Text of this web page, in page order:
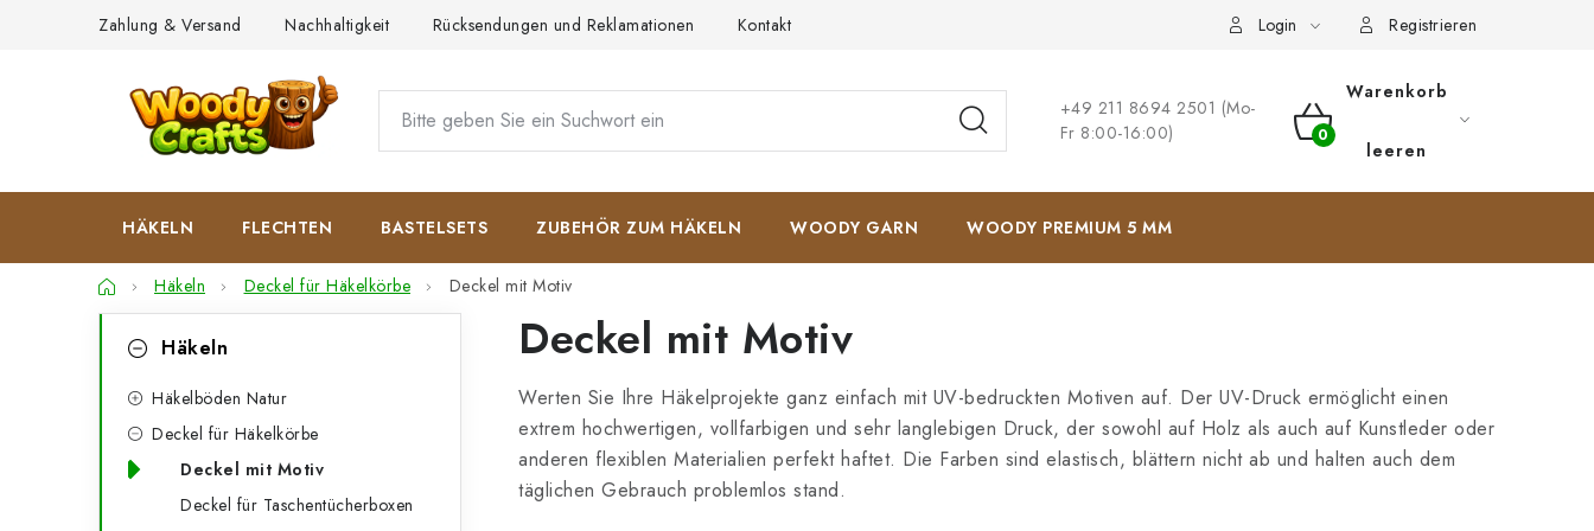
Zahlung & Versand Nachhaltigkeit Rücksendungen und Reklamationen Kontakt Login Registrieren
+49 211 8694 2501 (Mo-
Fr 8:00-16:00)
WARENKORB
Warenkorb
leeren
HÄKELN FLECHTEN BASTELSETS ZUBEHÖR ZUM HÄKELN WOODY GARN WOODY PREMIUM 5 MM
StartseiteHäkeln Deckel für Häkelkörbe Deckel mit Motiv
überspringen
Häkeln
Häkelböden Natur
Deckel für Häkelkörbe
Deckel mit Motiv
Deckel für Taschentücherboxen
Deckel mit Motiv
Werten Sie Ihre Häkelprojekte ganz einfach mit UV-bedruckten Motiven auf. Der UV-Druck ermöglicht einen
extrem hochwertigen, vollfarbigen und sehr langlebigen Druck, der sowohl auf Holz als auch auf Kunstleder oder
anderen flexiblen Materialien perfekt haftet. Die Farben sind elastisch, blättern nicht ab und halten auch dem
täglichen Gebrauch problemlos stand.